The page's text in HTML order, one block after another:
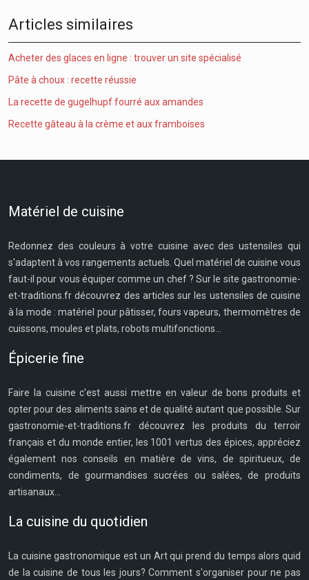
Articles similaires
Acheter des glaces en ligne : trouver un site spécialisé
Pâte à choux : recette réussie
La recette de gugelhupf fourré aux amandes
Recette gâteau à la crème et aux framboises
Matériel de cuisine
Redonnez des couleurs à votre cuisine avec des ustensiles qui
s'adaptent à vos rangements actuels. Quel matériel de cuisine vous
faut-il pour vous équiper comme un chef ? Sur le site gastronomie-
et-traditions.fr découvrez des articles sur les ustensiles de cuisine
à la mode : matériel pour pâtisser, fours vapeurs, thermomètres de
cuissons, moules et plats, robots multifonctions...
Épicerie fine
Faire la cuisine c'est aussi mettre en valeur de bons produits et
opter pour des aliments sains et de qualité autant que possible. Sur
gastronomie-et-traditions.fr découvrez les produits du terroir
français et du monde entier, les 1001 vertus des épices, appréciez
également nos conseils en matière de vins, de spiritueux, de
condiments, de gourmandises sucrées ou salées, de produits
artisanaux...
La cuisine du quotidien
La cuisine gastronomique est un Art qui prend du temps alors quid
de la cuisine de tous les jours? Comment s'organiser pour ne pas